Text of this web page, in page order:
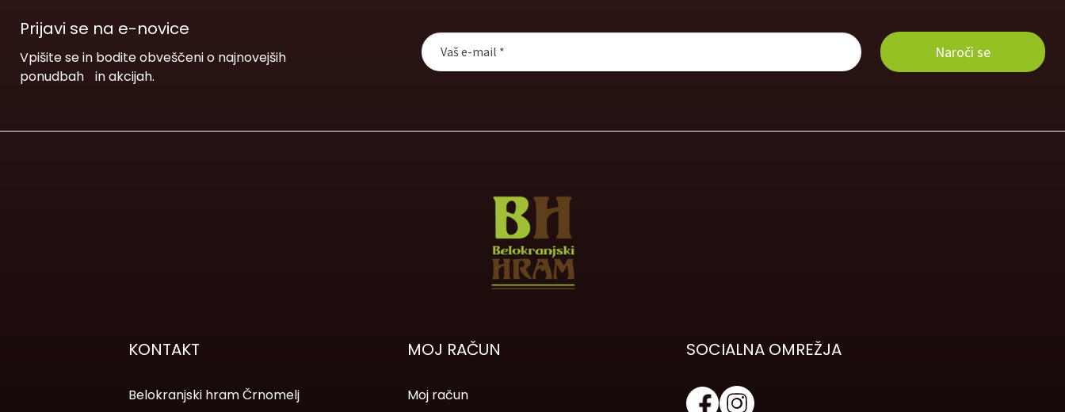
Prijavi se na e-novice
Vpišite se in bodite obveščeni o najnovejših
ponudbah in akcijah.
KONTAKT
Belokranjski hram Črnomelj
MOJ RAČUN
Moj račun
SOCIALNA OMREŽJA